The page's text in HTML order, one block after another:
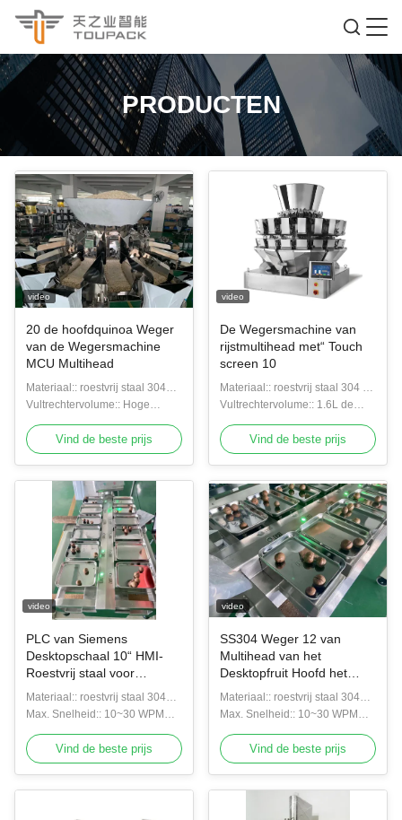
PRODUCTEN
video
20 de hoofdquinoa Weger
van de Wegersmachine
MCU Multihead
Materiaal:: roestvrij staal 304
Hoge snelheidsquinoa Weger
Vultrechtervolume:: Hoge
snelheidsquinoa Weger
Vind de beste prijs
video
De Wegersmachine van
rijstmultihead met“ Touch
screen 10
Materiaal:: roestvrij staal 304 de
Wegersmachine van
Rijstmultihead
Vultrechtervolume:: 1.6L de
Wegersmachine van
rijstmultihead
Vind de beste prijs
video
PLC van Siemens
Desktopschaal 10“ HMI-
Roestvrij staal voor
Fruitgroenten
Materiaal:: roestvrij staal 304
PLC van Siemens
Desktopschaal
Max. Snelheid:: 10~30 WPM
Siemens PLC Eenvoudige
Desktopschaal
Vind de beste prijs
video
SS304 Weger 12 van
Multihead van het
Desktopfruit Hoofd het
Wegen Schaal
Materiaal:: roestvrij staal 304
Desktopweger
Max. Snelheid:: 10~30 WPM
Desktopweger
Vind de beste prijs